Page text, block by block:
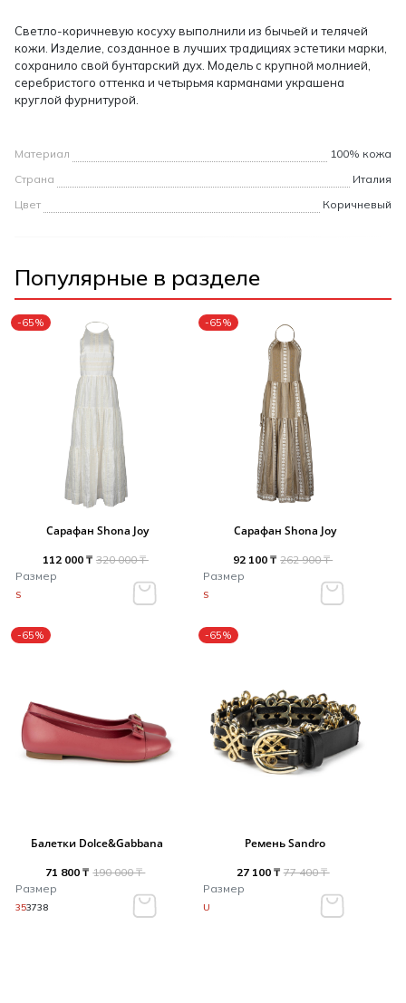
Светло-коричневую косуху выполнили из бычьей и телячей
кожи. Изделие, созданное в лучших традициях эстетики марки,
сохранило свой бунтарский дух. Модель с крупной молнией,
серебристого оттенка и четырьмя карманами украшена
круглой фурнитурой.
Материал
100% кожа
Страна
Италия
Цвет
Коричневый
Популярные в разделе
-65%
Сарафан Shona Joy
112 000 ₸ 320 000 ₸
Размер
S
-65%
Сарафан Shona Joy
92 100 ₸ 262 900 ₸
Размер
S
-65%
Балетки Dolce&Gabbana
71 800 ₸ 190 000 ₸
Размер
353738
-65%
Ремень Sandro
27 100 ₸ 77 400 ₸
Размер
U